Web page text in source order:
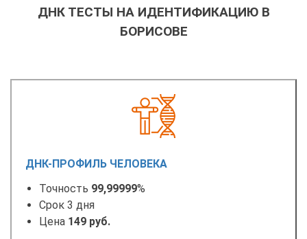
ДНК ТЕСТЫ НА ИДЕНТИФИКАЦИЮ В
БОРИСОВЕ
ДНК-ПРОФИЛЬ ЧЕЛОВЕКА
Точность 99,99999%
Срок 3 дня
Цена 149 руб.